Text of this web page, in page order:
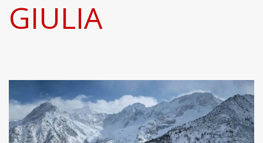
GIULIA